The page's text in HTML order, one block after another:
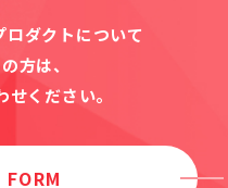
ダクトについて
方は、
ください。